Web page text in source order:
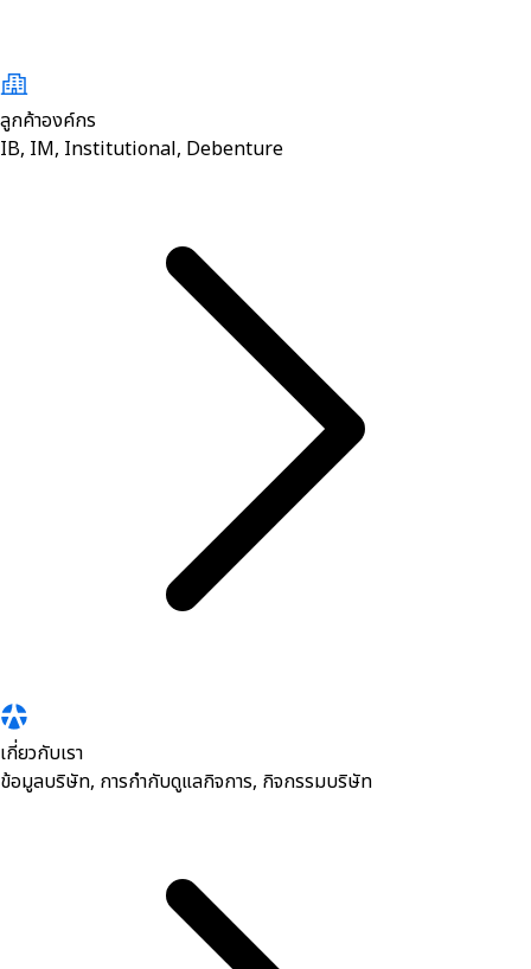
ลูกค้าองค์กร
IB, IM, Institutional, Debenture
เกี่ยวกับเรา
ข้อมูลบริษัท, การกำกับดูแลกิจการ, กิจกรรมบริษัท